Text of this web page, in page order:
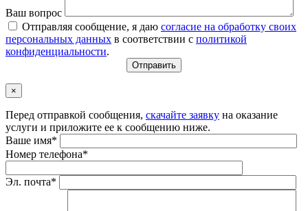
Ваш вопрос
Отправляя сообщение, я даю согласие на обработку своих
персональных данных в соответствии с политикой
конфиденциальности.
×
Перед отправкой сообщения, скачайте заявку на оказание
услуги и приложите ее к сообщению ниже.
Ваше имя*
Номер телефона*
Эл. почта*